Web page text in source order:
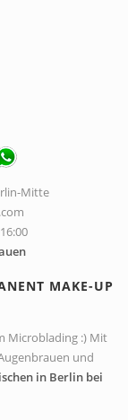
Mitte
MAKE-UP
Microblading :) Mit
und
in Berlin bei